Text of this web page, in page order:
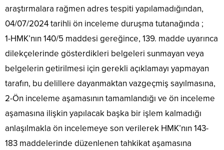
araştırmalara rağmen adres tespiti yapılamadığından,
04/07/2024 tarihli ön inceleme duruşma tutanağında ;
1-HMK’nın 140/5 maddesi gereğince, 139. madde uyarınca
dilekçelerinde gösterdikleri belgeleri sunmayan veya
belgelerin getirilmesi için gerekli açıklamayı yapmayan
tarafın, bu delillere dayanmaktan vazgeçmiş sayılmasına,
2-Ön inceleme aşamasının tamamlandığı ve ön inceleme
aşamasına ilişkin yapılacak başka bir işlem kalmadığı
anlaşılmakla ön incelemeye son verilerek HMK’nın 143-
183 maddelerinde düzenlenen tahkikat aşamasına